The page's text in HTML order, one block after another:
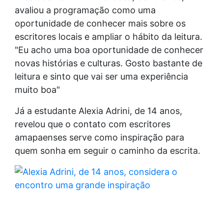
avaliou a programação como uma
oportunidade de conhecer mais sobre os
escritores locais e ampliar o hábito da leitura.
"Eu acho uma boa oportunidade de conhecer
novas histórias e culturas. Gosto bastante de
leitura e sinto que vai ser uma experiência
muito boa"
Já a estudante Alexia Adrini, de 14 anos,
revelou que o contato com escritores
amapaenses serve como inspiração para
quem sonha em seguir o caminho da escrita.